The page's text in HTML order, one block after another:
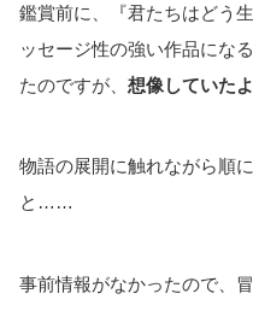
鑑賞前に、『君たちはどう
ッセージ性の強い作品にな
たのですが、 想像していた
物語の展開に触れながら順
と……
事前情報がなかったので、